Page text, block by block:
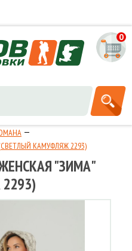
0
КАМУФЛЯЖ 2293)
"ЗИМА"